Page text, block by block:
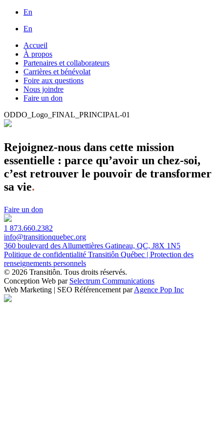
En
En
Accueil
À propos
Partenaires et collaborateurs
Carrières et bénévolat
Foire aux questions
Nous joindre
Faire un don
ODDO_Logo_FINAL_PRINCIPAL-01
Rejoignez-nous dans cette mission
essentielle : parce qu’avoir un chez-soi,
c’est retrouver le pouvoir de transformer
sa vie.
Faire un don
1 873.660.2382
info@transitionquebec.org
360 boulevard des Allumettières Gatineau, QC, J8X 1N5
Politique de confidentialité Transitiôn Québec | Protection des
renseignements personnels
© 2026 Transitiôn. Tous droits réservés.
Conception Web par Selectrum Communications
Web Marketing | SEO Référencement parAgence Pop Inc